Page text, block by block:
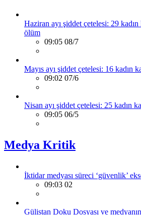
Haziran ayı şiddet çetelesi: 29
ölüm
09:05 08/7
Mayıs ayı şiddet çetelesi: 16 kadın
09:02 07/6
Nisan ayı şiddet çetelesi: 25 kadın
09:05 06/5
Medya Kritik
İktidar medyası süreci ‘güvenlik’
09:03 02
Gülistan Doku Dosyası ve